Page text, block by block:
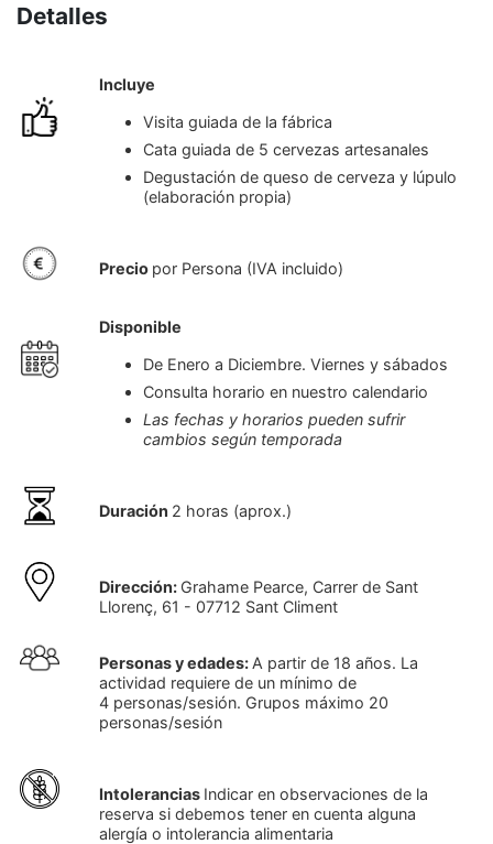
Detalles
Incluye
Visita guiada de la fábrica
Cata guiada de 5 cervezas artesanales
Degustación de queso de cerveza y lúpulo
(elaboración propia)
Precio por Persona (IVA incluido)
Disponible
De Enero a Diciembre. Viernes y sábados
Consulta horario en nuestro calendario
Las fechas y horarios pueden sufrir
cambios según temporada
Duración 2 horas (aprox.)
Dirección: Grahame Pearce, Carrer de Sant
Llorenç, 61 - 07712 Sant Climent
Personas y edades: A partir de 18 años. La
actividad requiere de un mínimo de
4 personas/sesión. Grupos máximo 20
personas/sesión
Intolerancias Indicar en observaciones de la
reserva si debemos tener en cuenta alguna
alergía o intolerancia alimentaria